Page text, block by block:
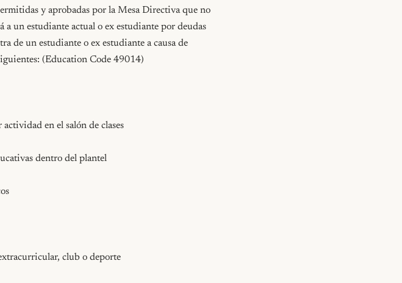
y aprobadas por la Mesa Directiva que no
un estudiante actual o ex estudiante por deudas
de un estudiante o ex estudiante a causa de
(Education Code 49014)
en el salón de clases
dentro del plantel
club o deporte